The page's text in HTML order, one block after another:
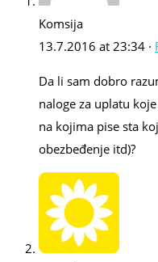
Komsija
13.7.2016 at 23:34 ·
Da li sam dobro
naloge za uplatu
na kojima pise sta
obezbeđenje itd)?